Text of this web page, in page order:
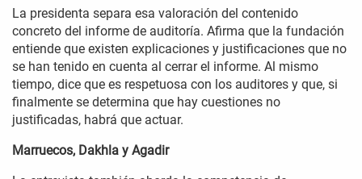
La presidenta separa esa valoración del contenido
concreto del informe de auditoría. Afirma que la fundación
entiende que existen explicaciones y justificaciones que no
se han tenido en cuenta al cerrar el informe. Al mismo
tiempo, dice que es respetuosa con los auditores y que, si
finalmente se determina que hay cuestiones no
justificadas, habrá que actuar.
Marruecos, Dakhla y Agadir